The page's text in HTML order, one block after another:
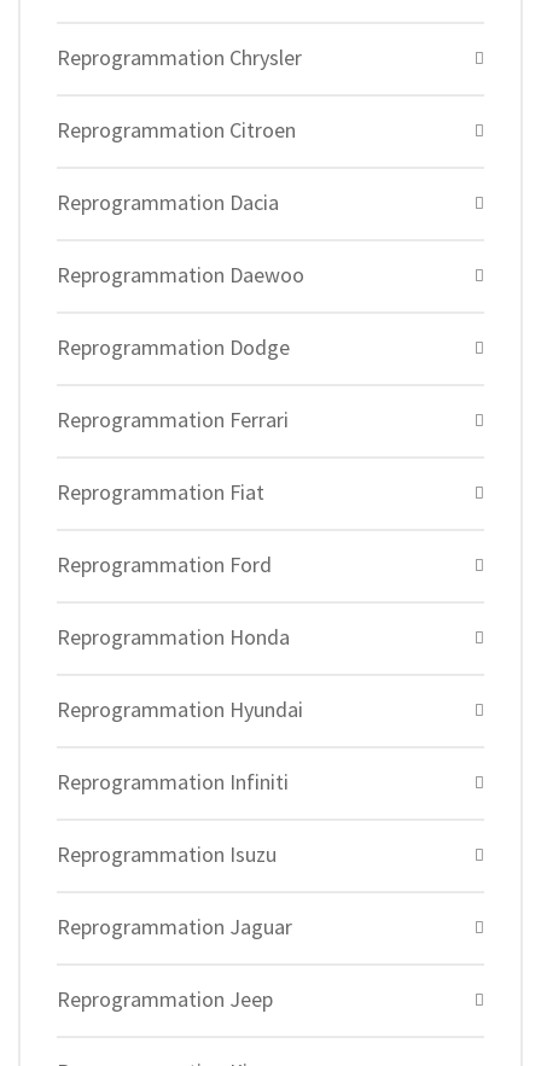
Reprogrammation Chrysler
Reprogrammation Citroen
Reprogrammation Dacia
Reprogrammation Daewoo
Reprogrammation Dodge
Reprogrammation Ferrari
Reprogrammation Fiat
Reprogrammation Ford
Reprogrammation Honda
Reprogrammation Hyundai
Reprogrammation Infiniti
Reprogrammation Isuzu
Reprogrammation Jaguar
Reprogrammation Jeep